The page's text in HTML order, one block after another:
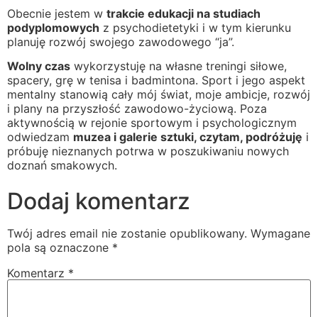
Obecnie jestem w trakcie edukacji na studiach
podyplomowych z psychodietetyki i w tym kierunku
planuję rozwój swojego zawodowego “ja”.
Wolny czas wykorzystuję na własne treningi siłowe,
spacery, grę w tenisa i badmintona. Sport i jego aspekt
mentalny stanowią cały mój świat, moje ambicje, rozwój
i plany na przyszłość zawodowo-życiową. Poza
aktywnością w rejonie sportowym i psychologicznym
odwiedzam muzea i galerie sztuki, czytam, podróżuję i
próbuję nieznanych potrwa w poszukiwaniu nowych
doznań smakowych.
Dodaj komentarz
Twój adres email nie zostanie opublikowany. Wymagane
pola są oznaczone *
Komentarz *